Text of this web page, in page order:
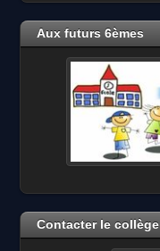
Aux futurs 6èmes
Contacter le collège